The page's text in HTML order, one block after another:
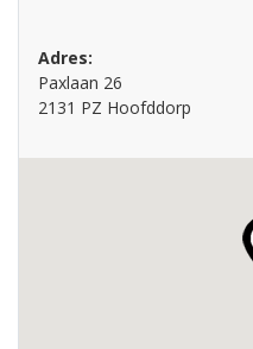
Adres:
Paxlaan 26
2131 PZ Hoofddorp